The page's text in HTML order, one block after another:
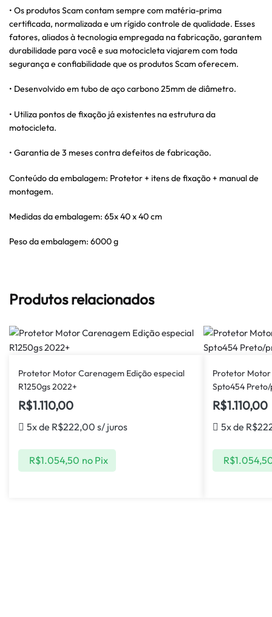
• Os produtos Scam contam sempre com matéria-prima
certificada, normalizada e um rígido controle de qualidade. Esses
fatores, aliados à tecnologia empregada na fabricação, garantem
durabilidade para você e sua motocicleta viajarem com toda
segurança e confiabilidade que os produtos Scam oferecem.
• Desenvolvido em tubo de aço carbono 25mm de diâmetro.
• Utiliza pontos de fixação já existentes na estrutura da
motocicleta.
• Garantia de 3 meses contra defeitos de fabricação.
Conteúdo da embalagem: Protetor + itens de fixação + manual de
montagem.
Medidas da embalagem: 65x 40 x 40 cm
Peso da embalagem: 6000 g
Produtos relacionados
Protetor Motor Carenagem Edição especial
R1250gs 2022+
R$1.110,00
5x de R$222,00 s/ juros
R$1.054,50 no Pix
Protetor Motor
Spto454
R$1.110,00
5x de R$
R$